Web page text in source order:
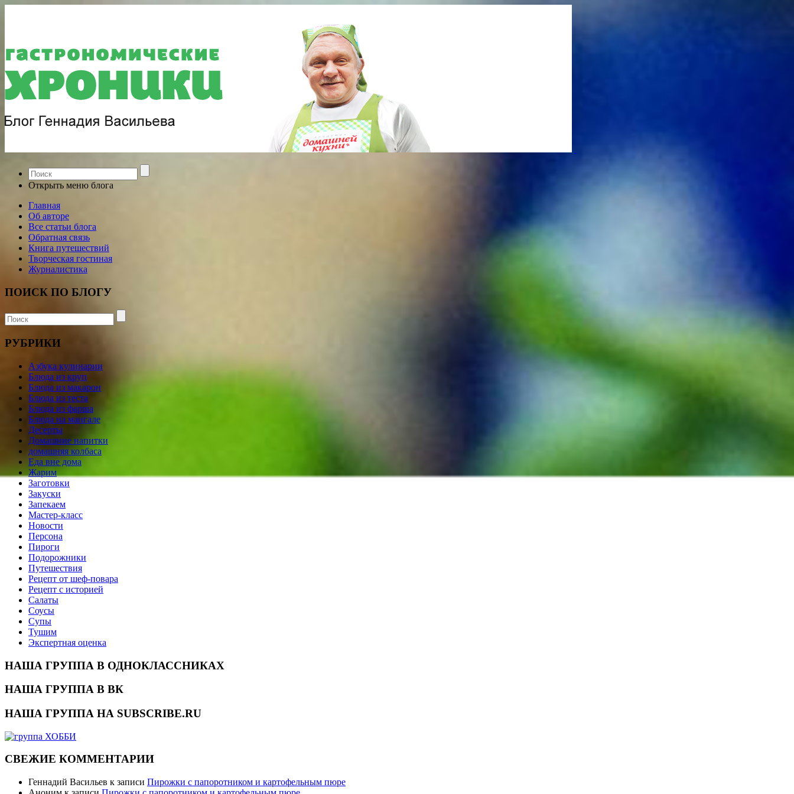
Открыть меню блога
Главная
Об авторе
Все статьи блога
Обратная связь
Книга путешествий
Творческая гостиная
Журналистика
ПОИСК ПО БЛОГУ
РУБРИКИ
Азбука кулинарии
Блюда из круп
Блюда из макарон
Блюда из теста
Блюда из фарша
Блюда на мангале
Десерты
Домашние напитки
домашняя колбаса
Еда вне дома
Жарим
Заготовки
Закуски
Запекаем
Мастер-класс
Новости
Персона
Пироги
Подорожники
Путешествия
Рецепт от шеф-повара
Рецепт с историей
Салаты
Соусы
Супы
Тушим
Экспертная оценка
НАША ГРУППА В ОДНОКЛАССНИКАХ
НАША ГРУППА В ВК
НАША ГРУППА НА SUBSCRIBE.RU
СВЕЖИЕ КОММЕНТАРИИ
Геннадий Васильев к записи Пирожки с папоротником и картофельным пюре